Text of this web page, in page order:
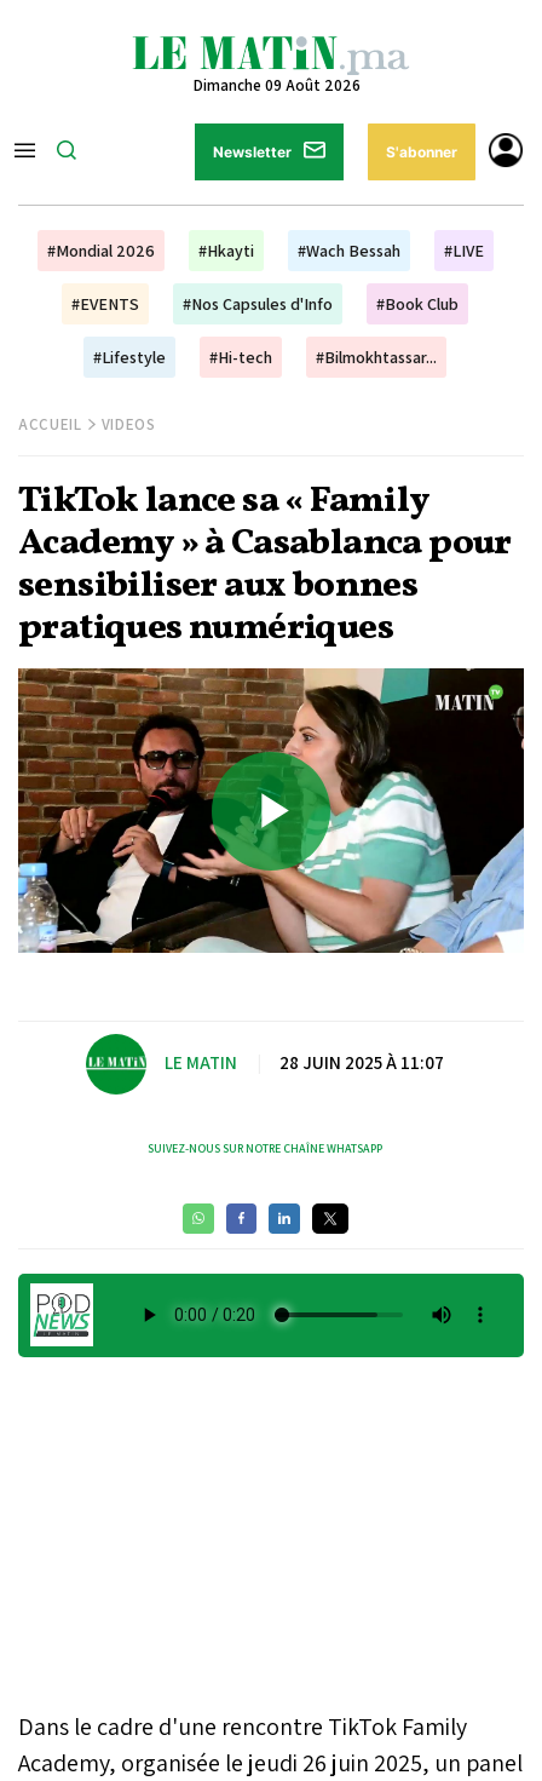
Dimanche 09 Août 2026
Newsletter S'abonner
#Mondial 2026 #Hkayti #Wach Bessah #LIVE
#EVENTS #Nos Capsules d'Info #Book Club
#Lifestyle #Hi-tech #Bilmokhtassar...
ACCUEIL VIDEOS
TikTok lance sa « Family
Academy » à Casablanca pour
sensibiliser aux bonnes
pratiques numériques
Play
LE MATIN 28 JUIN 2025 À 11:07
SUIVEZ-NOUS SUR NOTRE CHAÎNE WHATSAPP
Dans le cadre d'une rencontre TikTok Family
Academy, organisée le jeudi 26 juin 2025, un panel